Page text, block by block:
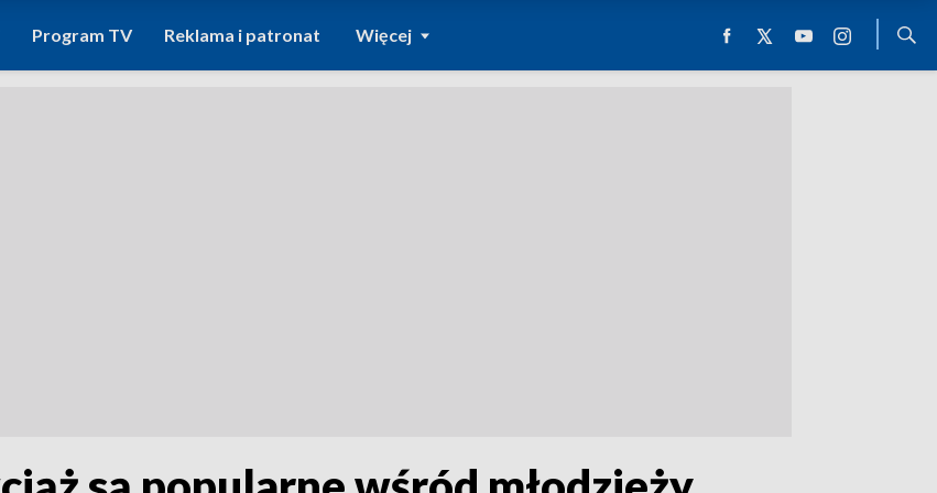
Program TV Reklama i patronat Więcej